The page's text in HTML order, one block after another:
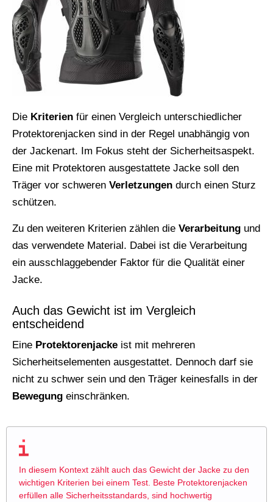
Die Kriterien für einen Vergleich unterschiedlicher
Protektorenjacken sind in der Regel unabhängig von
der Jackenart. Im Fokus steht der Sicherheitsaspekt.
Eine mit Protektoren ausgestattete Jacke soll den
Träger vor schweren Verletzungen durch einen Sturz
schützen.
Zu den weiteren Kriterien zählen die Verarbeitung und
das verwendete Material. Dabei ist die Verarbeitung
ein ausschlaggebender Faktor für die Qualität einer
Jacke.
Auch das Gewicht ist im Vergleich
entscheidend
Eine Protektorenjacke ist mit mehreren
Sicherheitselementen ausgestattet. Dennoch darf sie
nicht zu schwer sein und den Träger keinesfalls in der
Bewegung einschränken.
In diesem Kontext zählt auch das Gewicht der Jacke zu den
wichtigen Kriterien bei einem Test. Beste Protektorenjacken
erfüllen alle Sicherheitsstandards, sind hochwertig